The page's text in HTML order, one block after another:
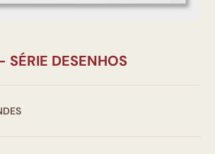
SÉRIE DESENHOS